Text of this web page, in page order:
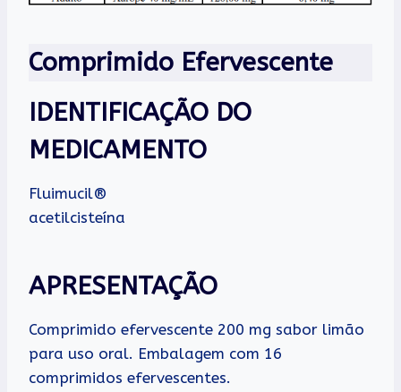
Comprimido Efervescente
IDENTIFICAÇÃO DO
MEDICAMENTO
Fluimucil®
acetilcisteína
APRESENTAÇÃO
Comprimido efervescente 200 mg sabor limão
para uso oral. Embalagem com 16
comprimidos efervescentes.